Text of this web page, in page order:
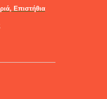
Επιστήθια